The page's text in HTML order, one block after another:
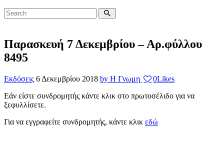
Παρασκευή 7 Δεκεμβρίου – Αρ.φύλλου
8495
Εκδόσεις 6 Δεκεμβρίου 2018 by Η Γνωμη 0Likes
Εάν είστε συνδρομητής κάντε κλικ στο πρωτοσέλιδο για να
ξεφυλλίσετε.
Για να εγγραφείτε συνδρομητής, κάντε κλικ εδώ